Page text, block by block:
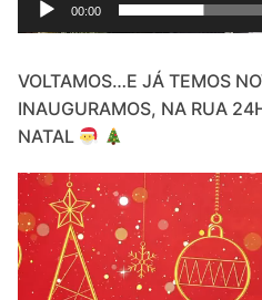
00:00
VOLTAMOS…E JÁ TEMOS
INAUGURAMOS, NA RUA
NATAL
Video
Player